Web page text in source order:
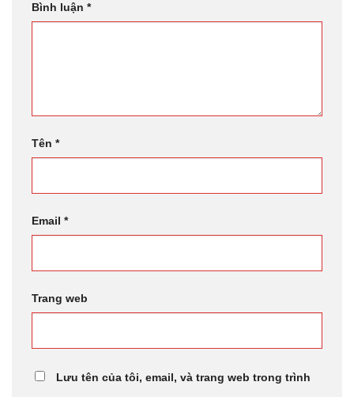
Bình luận *
Tên *
Email *
Trang web
Lưu tên của tôi, email, và trang web trong trình